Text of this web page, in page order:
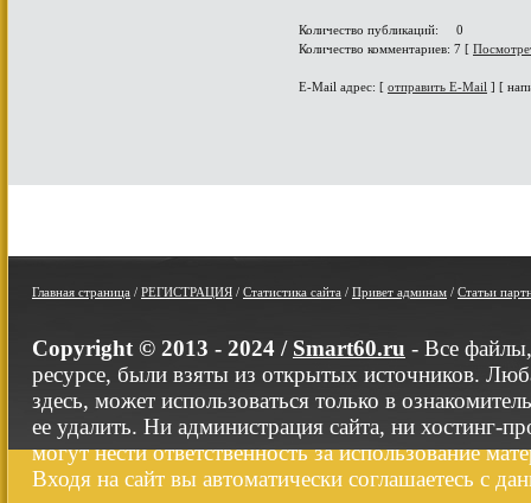
Количество публикаций: 0
Количество комментариев: 7 [
E-Mail адрес: [ отправить E-Mail ] [
Главная страница / РЕГИСТРАЦИЯ / Статистика сайта / Привет админам / Статьи
Copyright © 2013 - 2024 / Smart60.ru - Все
ресурсе, были взяты из открытых источников.
здесь, может использоваться только в
ее удалить. Ни администрация сайта, ни хостинг-
могут нести ответственность за использование
Входя на сайт вы автоматически соглашаетесь с